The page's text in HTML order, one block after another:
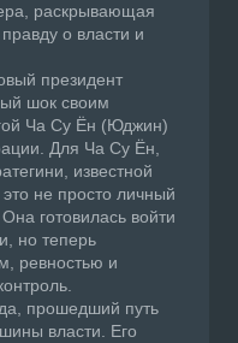
раскрывающая
о власти и
президент
шок своим
Ча Су Ён (Юджин)
Для Ча Су Ён,
известной
не просто личный
готовилась войти
но теперь
ревностью и
прошедший путь
власти. Его